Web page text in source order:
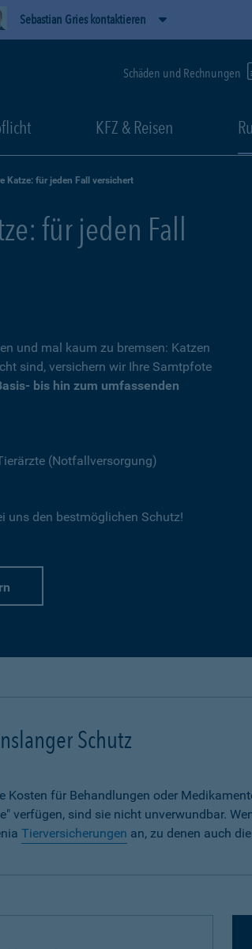
Sebastian Gries kontaktieren
Schäden und Rechnungen
KFZ & Reisen
Katze: für jeden Fall versichert
für jeden Fall
und mal kaum zu bremsen: Katzen
sind, versichern wir Ihre Samtpfote
bis hin zum umfassenden
(Notfallversorgung)
uns den bestmöglichen Schutz!
Schutz
Kosten für Behandlungen oder
verfügen, sind sie nicht unverwundbar.
Tierversicherungen an, zu denen auch